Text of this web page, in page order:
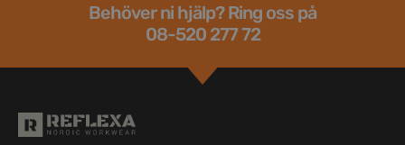
Behöver ni hjälp? Ring oss på
08-520 277 72